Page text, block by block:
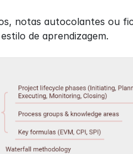
notas autocolantes ou
de aprendizagem.